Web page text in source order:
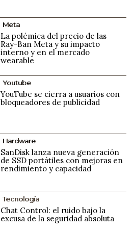
Meta
La polémica del precio de las
Ray-Ban Meta y su impacto
interno y en el mercado
wearable
Youtube
YouTube se cierra a usuarios con
bloqueadores de publicidad
Hardware
SanDisk lanza nueva generación
de SSD portátiles con mejoras en
rendimiento y capacidad
Tecnología
Chat Control: el ruido bajo la
excusa de la seguridad absoluta